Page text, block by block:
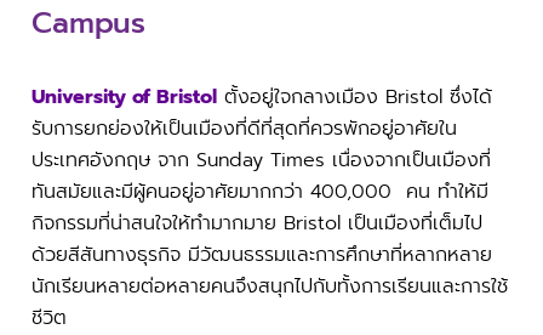
Campus
University of Bristol ตั้งอยู่ใจกลางเมือง Bristol ซึ่งได้
รับการยกย่องให้เป็นเมืองที่ดีที่สุดที่ควรพักอยู่อาศัยใน
ประเทศอังกฤษ จาก Sunday Times เนื่องจากเป็นเมืองที่
ทันสมัยและมีผู้คนอยู่อาศัยมากกว่า 400,000 คน ทำให้มี
กิจกรรมที่น่าสนใจให้ทำมากมาย Bristol เป็นเมืองที่เต็มไป
ด้วยสีสันทางธุรกิจ มีวัฒนธรรมและการศึกษาที่หลากหลาย
นักเรียนหลายต่อหลายคนจึงสนุกไปกับทั้งการเรียนและการใช้
ชีวิต